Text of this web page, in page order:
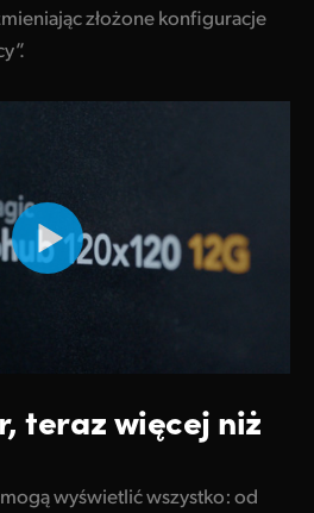
złożone konfiguracje
teraz więcej niż
wyświetlić wszystko: od